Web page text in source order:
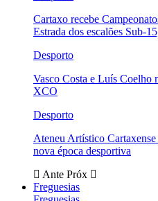
Cartaxo recebe
Estrada dos escalões Sub-
Desporto
Vasco Costa e Luís Coelho
XCO
Desporto
Ateneu Artístico
nova época desportiva
Ante Próx
Freguesias